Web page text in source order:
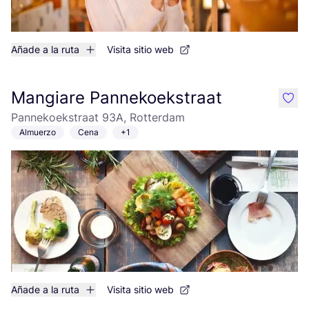
Añade a la ruta Visita sitio web
Mangiare Pannekoekstraat
Pannekoekstraat 93A, Rotterdam
Almuerzo Cena +1
Añade a la ruta Visita sitio web
like